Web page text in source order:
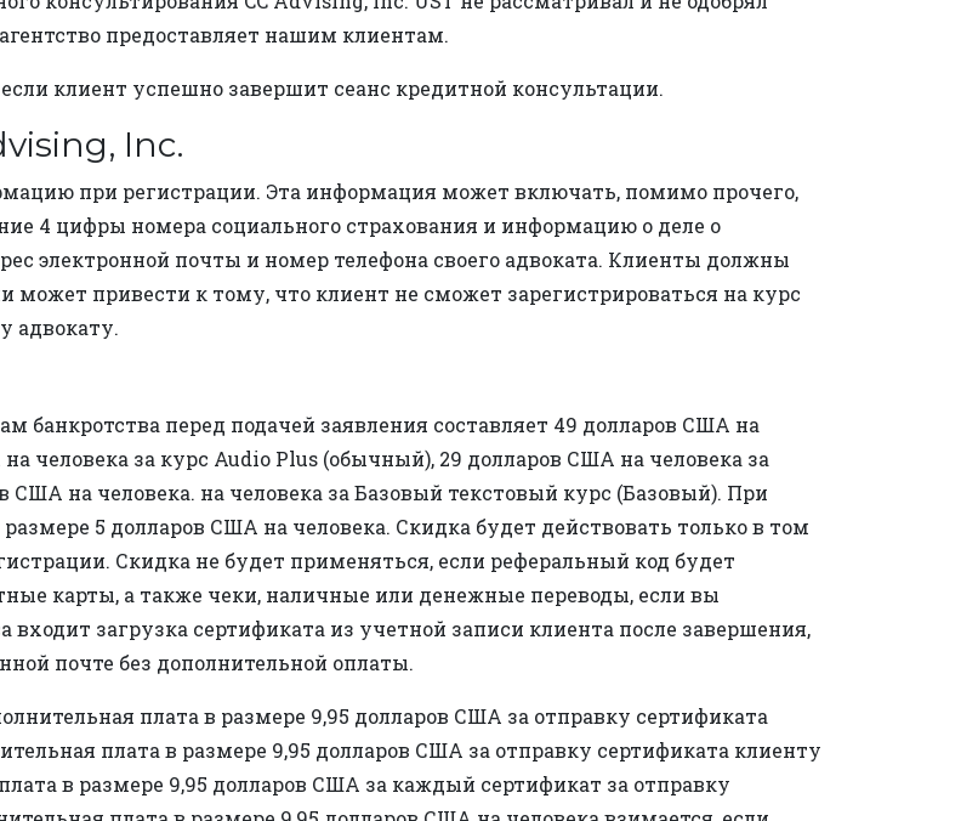
предоставляет нашим клиентам.
клиент успешно завершит сеанс кредитной консультации.
Inc.
при регистрации. Эта информация может включать, помимо прочего,
4 цифры номера социального страхования и информацию о деле о
электронной почты и номер телефона своего адвоката. Клиенты должны
привести к тому, что клиент не сможет зарегистрироваться на курс
адвокату.
банкротства перед подачей заявления составляет 49 долларов США на
человека за курс Audio Plus (обычный), 29 долларов США на человека за
США на человека. на человека за Базовый текстовый курс (Базовый). При
5 долларов США на человека. Скидка будет действовать только в том
Скидка не будет применяться, если реферальный код будет
карты, а также чеки, наличные или денежные переводы, если вы
входит загрузка сертификата из учетной записи клиента после завершения,
почте без дополнительной оплаты.
плата в размере 9,95 долларов США за отправку сертификата
плата в размере 9,95 долларов США за отправку сертификата клиенту
в размере 9,95 долларов США за каждый сертификат за отправку